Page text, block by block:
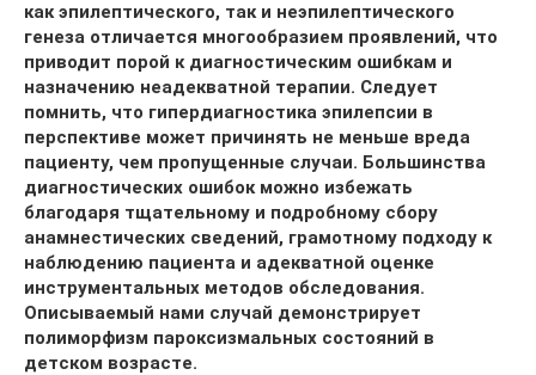
как эпилептического, так и неэпилептического
генеза отличается многообразием проявлений, что
приводит порой к диагностическим ошибкам и
назначению неадекватной терапии. Следует
помнить, что гипердиагностика эпилепсии в
перспективе может причинять не меньше вреда
пациенту, чем пропущенные случаи. Большинства
диагностических ошибок можно избежать
благодаря тщательному и подробному сбору
анамнестических сведений, грамотному подходу к
наблюдению пациента и адекватной оценке
инструментальных методов обследования.
Описываемый нами случай демонстрирует
полиморфизм пароксизмальных состояний в
детском возрасте.